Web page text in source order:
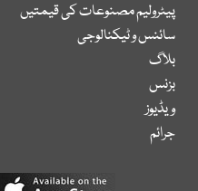
پیٹرولیم مصنوعات کی قیمتیں
سائنس و ٹیکنالوجی
بلاگ
بزنس
ویڈیوز
جرائم